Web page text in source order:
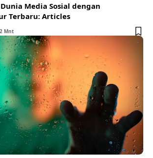
Media Sosial dengan
Terbaru: Articles
Mnt